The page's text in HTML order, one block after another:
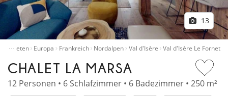
13
…
mieten Europa Frankreich Nordalpen Val d'Isère Val d'Isère Le Fornet
CHALET LA MARSA
12 Personen • 6 Schlafzimmer • 6 Badezimmer • 250 m²